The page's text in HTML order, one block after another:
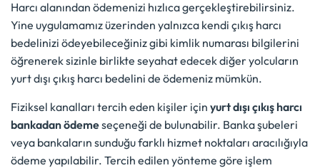
Harcı alanından ödemenizi hızlıca gerçekleştirebilirsiniz.
Yine uygulamamız üzerinden yalnızca kendi çıkış harcı
bedelinizi ödeyebileceğiniz gibi kimlik numarası bilgilerini
öğrenerek sizinle birlikte seyahat edecek diğer yolcuların
yurt dışı çıkış harcı bedelini de ödemeniz mümkün.
Fiziksel kanalları tercih eden kişiler için yurt dışı çıkış harcı
bankadan ödemeseçeneği de bulunabilir. Banka şubeleri
veya bankaların sunduğu farklı hizmet noktaları aracılığıyla
ödeme yapılabilir. Tercih edilen yönteme göre işlem